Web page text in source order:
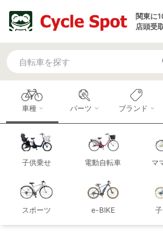
関東に
店頭受
車種
子供乗せ 電動自転車 マ
スポーツ e-BIKE
パーツ ブランド